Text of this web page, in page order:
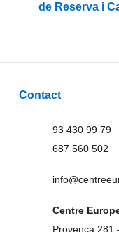
de Reserva i
Contact
93 430 99 79
687 560 502
Centre
Provença 281